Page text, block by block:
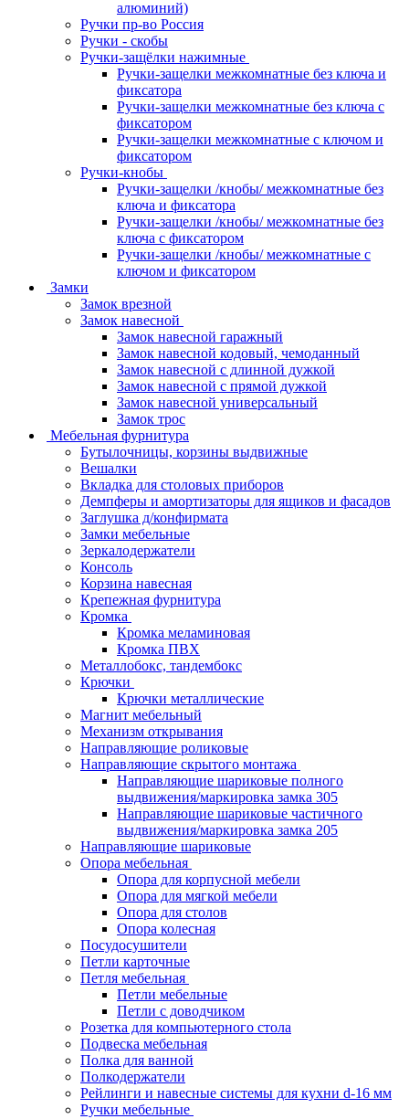
алюминий)
Ручки пр-во Россия
Ручки - скобы
Ручки-защёлки нажимные
Ручки-защелки межкомнатные без ключа и
фиксатора
Ручки-защелки межкомнатные без ключа с
фиксатором
Ручки-защелки межкомнатные с ключом и
фиксатором
Ручки-кнобы
Ручки-защелки /кнобы/ межкомнатные без
ключа и фиксатора
Ручки-защелки /кнобы/ межкомнатные без
ключа с фиксатором
Ручки-защелки /кнобы/ межкомнатные с
ключом и фиксатором
Замки
Замок врезной
Замок навесной
Замок навесной гаражный
Замок навесной кодовый, чемоданный
Замок навесной с длинной дужкой
Замок навесной с прямой дужкой
Замок навесной универсальный
Замок трос
Мебельная фурнитура
Бутылочницы, корзины выдвижные
Вешалки
Вкладка для столовых приборов
Демпферы и амортизаторы для ящиков и фасадов
Заглушка д/конфирмата
Замки мебельные
Зеркалодержатели
Консоль
Корзина навесная
Крепежная фурнитура
Кромка
Кромка меламиновая
Кромка ПВХ
Металлобокс, тандембокс
Крючки
Крючки металлические
Магнит мебельный
Механизм открывания
Направляющие роликовые
Направляющие скрытого монтажа
Направляющие шариковые полного
выдвижения/маркировка замка 305
Направляющие шариковые частичного
выдвижения/маркировка замка 205
Направляющие шариковые
Опора мебельная
Опора для корпусной мебели
Опора для мягкой мебели
Опора для столов
Опора колесная
Посудосушители
Петли карточные
Петля мебельная
Петли мебельные
Петли с доводчиком
Розетка для компьютерного стола
Подвеска мебельная
Полка для ванной
Полкодержатели
Рейлинги и навесные системы для кухни d-16 мм
Ручки мебельные